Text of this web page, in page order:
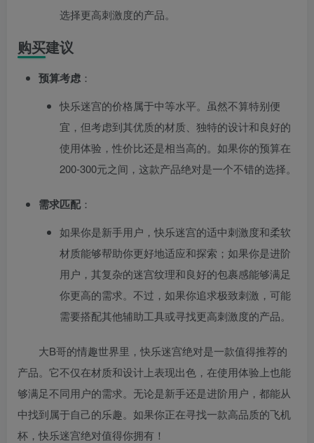
选择更高刺激度的产品。
购买建议
预算考虑 ：
快乐迷宫的价格属于中等水平。虽然不算特别便
宜，但考虑到其优质的材质、独特的设计和良好的
使用体验，性价比还是相当高的。如果你的预算在
200-300元之间，这款产品绝对是一个不错的选择。
需求匹配：
如果你是新手用户，快乐迷宫的适中刺激度和柔软
材质能够帮助你更好地适应和探索；如果你是进阶
用户，其复杂的迷宫纹理和良好的包裹感能够满足
你更高的需求。不过，如果你追求极致刺激，可能
需要搭配其他辅助工具或寻找更高刺激度的产品。
大B哥的情趣世界里，快乐迷宫绝对是一款值得推荐的
产品。它不仅在材质和设计上表现出色，在使用体验上也能
够满足不同用户的需求。无论是新手还是进阶用户，都能从
中找到属于自己的乐趣。如果你正在寻找一款高品质的飞机
杯，快乐迷宫绝对值得你拥有！